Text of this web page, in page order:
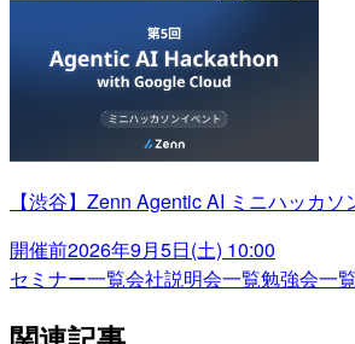
【渋谷】Zenn Agentic AI ミニハッカ
開催前2026年9月5日(土) 10:00
セミナー一覧会社説明会一覧勉強会一覧